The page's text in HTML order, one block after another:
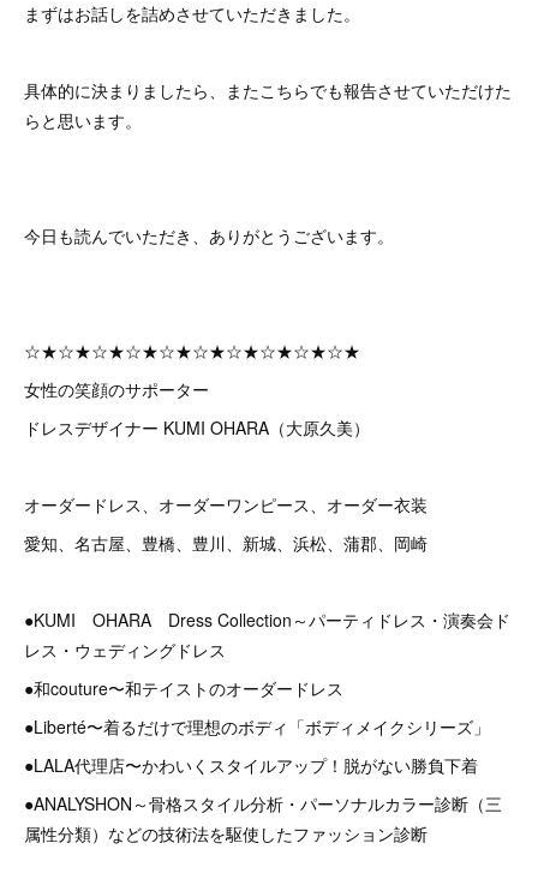
まずはお話しを詰めさせていただきました。
具体的に決まりましたら、またこちらでも報告させていただけた
らと思います。
今日も読んでいただき、ありがとうございます。
☆★☆★☆★☆★☆★☆★☆★☆★☆★☆★
女性の笑顔のサポーター
ドレスデザイナー KUMI OHARA（大原久美）
オーダードレス、オーダーワンピース、オーダー衣装
愛知、名古屋、豊橋、豊川、新城、浜松、蒲郡、岡崎
●KUMI OHARA Dress Collection～パーティドレス・演奏会ド
レス・ウェディングドレス
●和couture〜和テイストのオーダードレス
●Liberté〜着るだけで理想のボディ「ボディメイクシリーズ」
●LALA代理店〜かわいくスタイルアップ！脱がない勝負下着
●ANALYSHON～骨格スタイル分析・パーソナルカラー診断（三
属性分類）などの技術法を駆使したファッション診断